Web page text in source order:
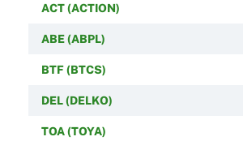
ACT (ACTION)
ABE (ABPL)
BTF (BTCS)
DEL (DELKO)
TOA (TOYA)